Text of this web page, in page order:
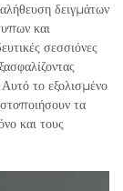
δειγμάτων
και
σεσσιόνες
το εξολισμένο
τα
και τους